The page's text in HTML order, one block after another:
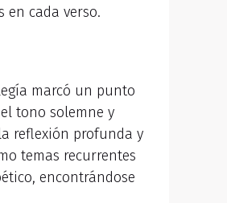
en cada verso.
marcó un punto
tono solemne y
reflexión profunda y
temas recurrentes
encontrándose